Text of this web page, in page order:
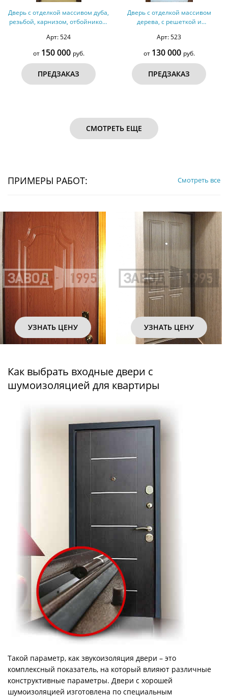
Дверь с отделкой массивом дуба,
резьбой, карнизом, отбойником,
Арт: 524
от 150 000 руб.
ПРЕДЗАКАЗ
Дверь с отделкой массивом
дерева, с решеткой и
Арт: 523
от 130 000 руб.
ПРЕДЗАКАЗ
СМОТРЕТЬ ЕЩЕ
ПРИМЕРЫ РАБОТ: Смотреть все
УЗНАТЬ ЦЕНУ УЗНАТЬ ЦЕНУ
Как выбрать входные двери с
шумоизоляцией для квартиры
Такой параметр, как звукоизоляция двери – это
комплексный показатель, на который влияют различные
конструктивные параметры. Двери с хорошей
шумоизоляцией изготовлена по специальным